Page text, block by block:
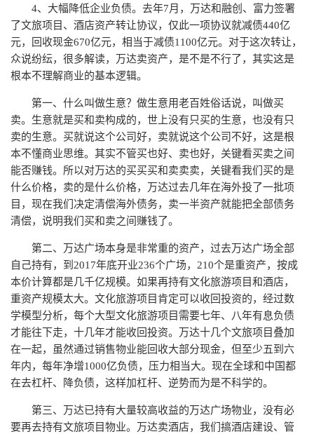
4、大幅降低企业负债。去年7月，万达和融创、富力签署
了文旅项目、酒店资产转让协议，仅此一项协议就减债440亿
元，回收现金670亿元，相当于减债1100亿元。对于这次转让，
众说纷纭，很多解读，万达卖资产，是不是不行了，其实这是
根本不理解商业的基本逻辑。
第一、什么叫做生意？做生意用老百姓俗话说，叫做买
卖。生意就是买和卖构成的，世上没有只买的生意，也没有只
卖的生意。买就说这个公司好，卖就说这个公司不好，这是根
本不懂商业思维。其实不管买也好、卖也好，关键看买卖之间
能否赚钱。所以对万达的买买买和卖卖卖，关键看我们买的是
什么价格，卖的是什么价格，万达过去几年在海外投了一批项
目，现在我们决定清偿海外债务，卖一半资产就能把全部债务
清偿，说明我们买和卖之间赚钱了。
第二、万达广场本身是非常重的资产，过去万达广场全部
自己持有，到2017年底开业236个广场，210个是重资产，按成
本价计算都是几千亿规模。如果再持有文化旅游项目和酒店，
重资产规模太大。文化旅游项目肯定可以收回投资的，经过数
学模型分析，每个大型文化旅游项目需要七年、八年有息负债
才能往下走，十几年才能收回投资。万达十几个文旅项目叠加
在一起，虽然通过销售物业能回收大部分现金，但至少五到六
年内，每年净增1000亿负债，压力相当大。现在全球和中国都
在去杠杆、降负债，这样加杠杆、逆势而为是不科学的。
第三、万达已持有大量较高收益的万达广场物业，没有必
要再去持有文旅项目物业。万达卖酒店，我们搞酒店建设、管